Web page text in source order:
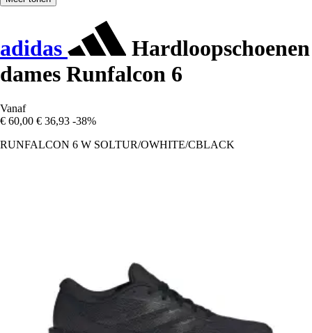
adidas
Hardloopschoenen
dames Runfalcon 6
Vanaf
€ 60,00 € 36,93 -38%
RUNFALCON 6 W SOLTUR/OWHITE/CBLACK